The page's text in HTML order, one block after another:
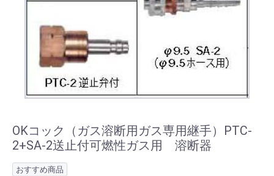
OKコック（ガス溶断用ガス専用継手）PTC-
2+SA-2送止付可燃性ガス用 溶断器
おすすめ商品